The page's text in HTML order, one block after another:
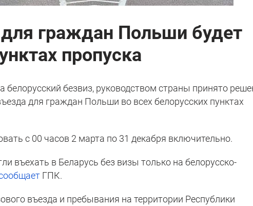
граждан Польши будет
пропуска
безвиз, руководством страны принято
для граждан Польши во всех белорусских пунктах
с 00 часов 2 марта по 31 декабря включительно.
въехать в Беларусь без визы только на белорусско-
ГПК.
въезда и пребывания на территории Республики